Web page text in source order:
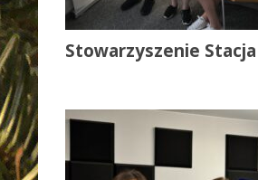
Stowarzyszenie